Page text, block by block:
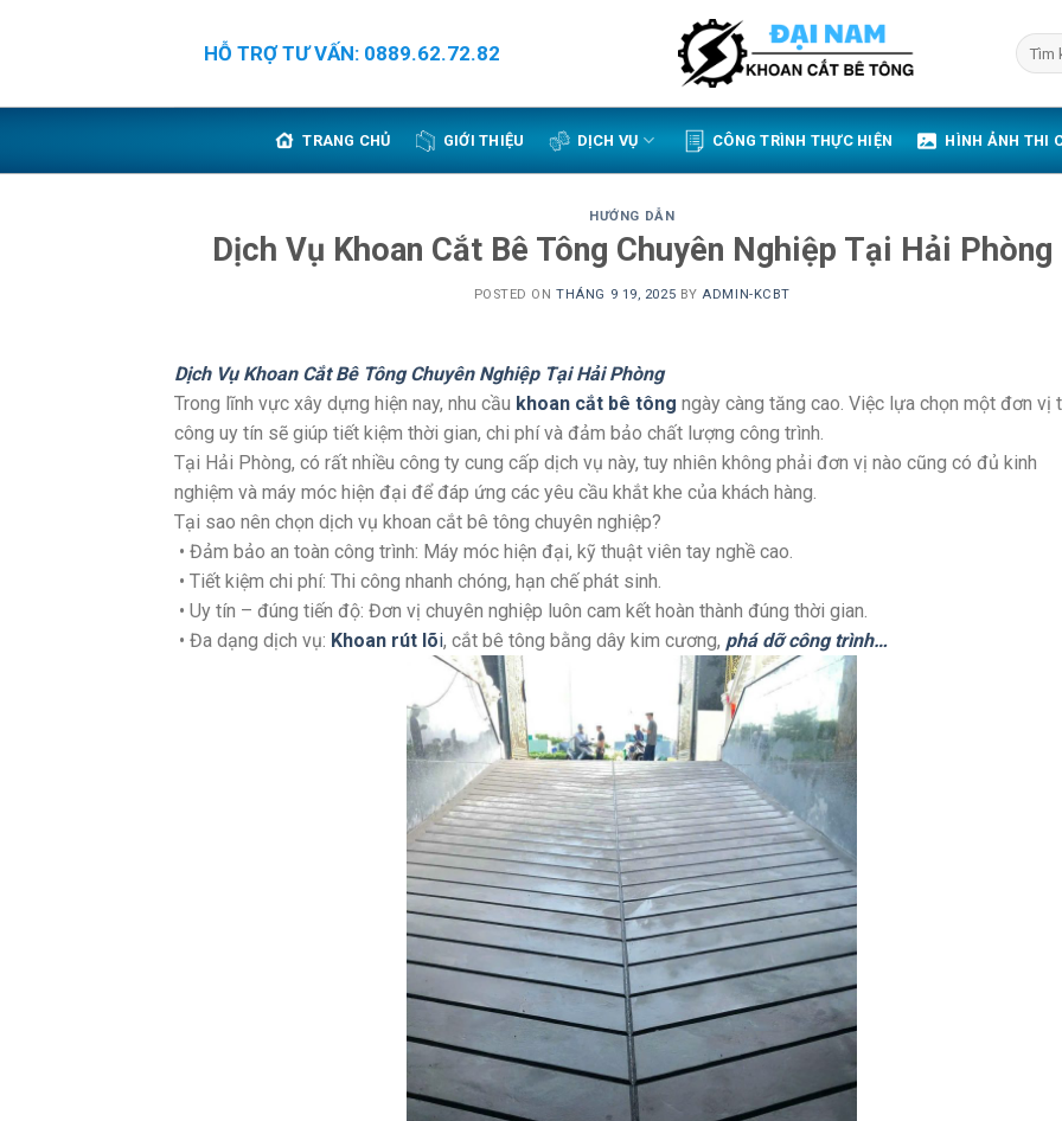
HỖ TRỢ TƯ VẤN: 0889.62.72.82
TRANG CHỦ GIỚI THIỆU DỊCH VỤ CÔNG TRÌNH THỰC HIỆN HÌNH ẢNH THI
HƯỚNG DẪN
Dịch Vụ Khoan Cắt Bê Tông Chuyên Nghiệp Tại Hải Phòng
POSTED ONTHÁNG 9 19, 2025 BYADMIN-KCBT
Dịch Vụ Khoan Cắt Bê Tông Chuyên Nghiệp Tại Hải Phòng
Trong lĩnh vực xây dựng hiện nay, nhu cầu khoan cắt bê tông ngày càng tăng cao. Việc lựa chọn một đơn vị
công uy tín sẽ giúp tiết kiệm thời gian, chi phí và đảm bảo chất lượng công trình.
Tại Hải Phòng, có rất nhiều công ty cung cấp dịch vụ này, tuy nhiên không phải đơn vị nào cũng có đủ kinh
nghiệm và máy móc hiện đại để đáp ứng các yêu cầu khắt khe của khách hàng.
Tại sao nên chọn dịch vụ khoan cắt bê tông chuyên nghiệp?
• Đảm bảo an toàn công trình: Máy móc hiện đại, kỹ thuật viên tay nghề cao.
• Tiết kiệm chi phí: Thi công nhanh chóng, hạn chế phát sinh.
• Uy tín – đúng tiến độ: Đơn vị chuyên nghiệp luôn cam kết hoàn thành đúng thời gian.
• Đa dạng dịch vụ: Khoan rút lõi, cắt bê tông bằng dây kim cương, phá dỡ công trình…